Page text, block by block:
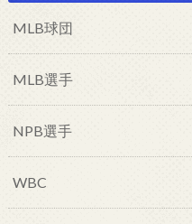
MLB球団
MLB選手
NPB選手
WBC